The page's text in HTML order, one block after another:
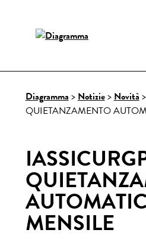
content
assicurativo –
Diagramma>Notizie>Novità>
QUIETANZAMENTO
MENSILE